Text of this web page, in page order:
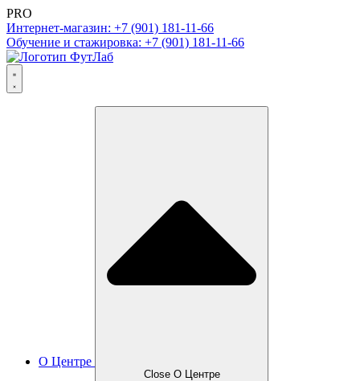
PRO
Интернет-магазин: +7 (901) 181-11-66
Обучение и стажировка: +7 (901) 181-11-66
О Центре
Close О Центре